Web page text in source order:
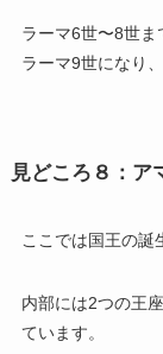
ラーマ6世〜8世ま
ラーマ9世になり
見どころ８：ア
ここでは国王の誕
内部には2つの王
ています。